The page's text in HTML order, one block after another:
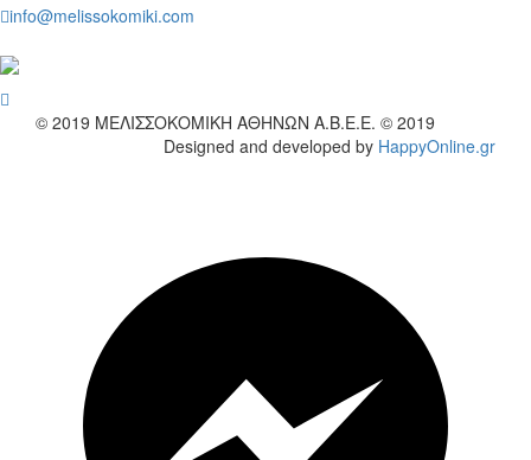
info@melissokomiki.com
wish
© 2019 ΜΕΛΙΣΣΟΚΟΜΙΚΗ ΑΘΗΝΩΝ Α.Β.Ε.Ε. © 2019
Designed and developed by HappyOnline.gr